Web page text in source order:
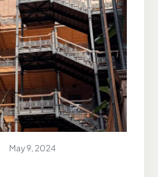
May 9, 2024